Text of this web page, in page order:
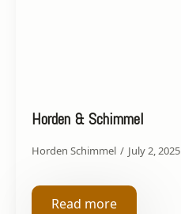
Horden & Schimmel
Horden Schimmel July 2, 2025
Read more